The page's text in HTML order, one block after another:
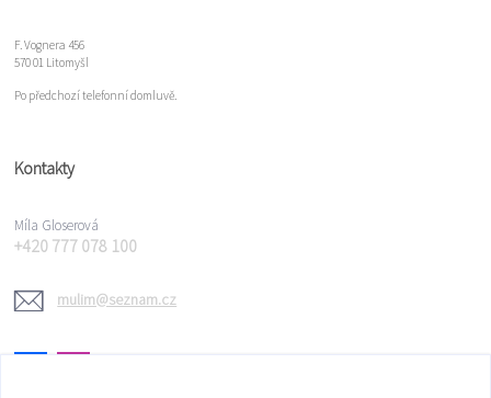
F. Vognera 456
570 01 Litomyšl
Po předchozí telefonní domluvě.
Kontakty
Míla Gloserová
+420 777 078 100
mulim@seznam.cz